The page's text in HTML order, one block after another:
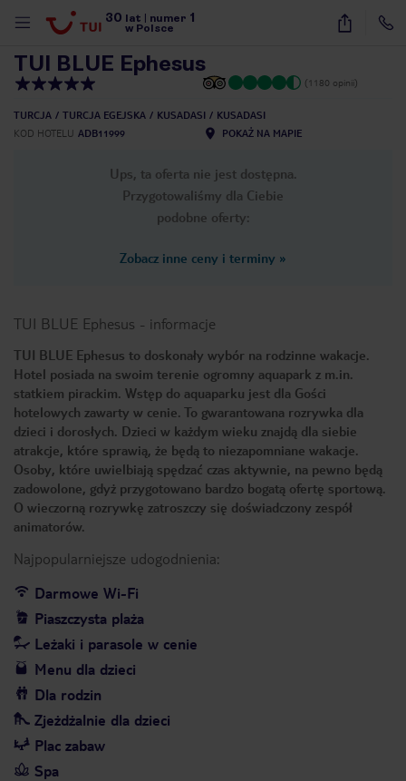
30 lat numer 1
w Polsce
57
TUI BLUE Ephesus
(1180 opinii)
TURCJA TURCJA EGEJSKA KUSADASI
KUSADASI
KOD HOTELU ADB11999 POKAŻ NA MAPIE
Ups, ta oferta nie jest dostępna.
Przygotowaliśmy dla Ciebie
podobne oferty:
Zobacz inne ceny i terminy »
TUI BLUE Ephesus - informacje
TUI BLUE Ephesus to doskonały wybór na rodzinne wakacje.
Hotel posiada na swoim terenie ogromny aquapark z m.in.
statkiem pirackim. Wstęp do aquaparku jest dla Gości
hotelowych zawarty w cenie. To gwarantowana rozrywka dla
dzieci i dorosłych. Dzieci w każdym wieku znajdą dla siebie
atrakcje, które sprawią, że będą to niezapomniane wakacje.
Osoby, które uwielbiają spędzać czas aktywnie, na pewno będą
zadowolone, gdyż przygotowano bardzo bogatą ofertę sportową.
O wieczorną rozrywkę zatroszczy się doświadczony zespół
animatorów.
Najpopularniejsze udogodnienia:
Darmowe Wi-Fi
Piaszczysta plaża
Leżaki i parasole w cenie
Menu dla dzieci
Dla rodzin
Zjeżdżalnie dla dzieci
Plac zabaw
Spa